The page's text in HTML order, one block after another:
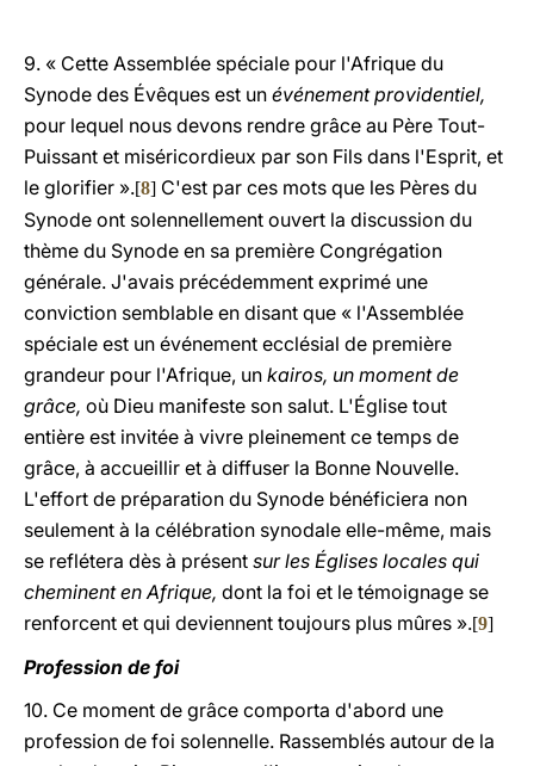
9. « Cette Assemblée spéciale pour l'Afrique du
Synode des Évêques est un événement providentiel,
pour lequel nous devons rendre grâce au Père Tout-
Puissant et miséricordieux par son Fils dans l'Esprit, et
le glorifier ».[8] C'est par ces mots que les Pères du
Synode ont solennellement ouvert la discussion du
thème du Synode en sa première Congrégation
générale. J'avais précédemment exprimé une
conviction semblable en disant que « l'Assemblée
spéciale est un événement ecclésial de première
grandeur pour l'Afrique, un kairos, un moment de
grâce, où Dieu manifeste son salut. L'Église tout
entière est invitée à vivre pleinement ce temps de
grâce, à accueillir et à diffuser la Bonne Nouvelle.
L'effort de préparation du Synode bénéficiera non
seulement à la célébration synodale elle-même, mais
se reflétera dès à présent sur les Églises locales qui
cheminent en Afrique, dont la foi et le témoignage se
renforcent et qui deviennent toujours plus mûres ».[9]
Profession de foi
10. Ce moment de grâce comporta d'abord une
profession de foi solennelle. Rassemblés autour de la